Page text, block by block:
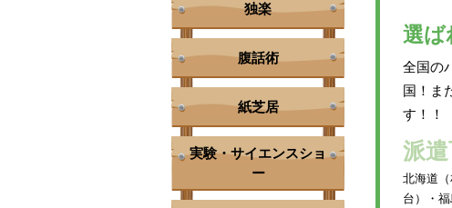
選ば
全国の
国！ま
す！！
派
北海道
台）・
独楽
腹話術
紙芝居
実験・サイエンスショ
ー